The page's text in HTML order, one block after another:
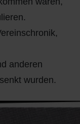
anderen
wurden.